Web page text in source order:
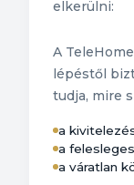
elkerülni:
A
lépéstől
tudja, mire
a
a
a váratlan